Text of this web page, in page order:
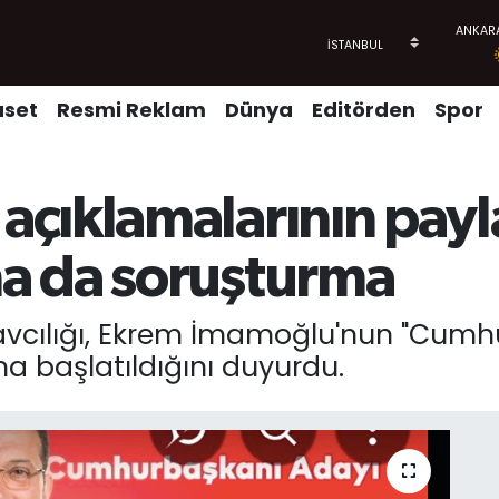
Resmi Reklam Dünya Editörden Spor
da soruşturma
Ekrem İmamoğlu'nun
başlatıldığını duyurdu.